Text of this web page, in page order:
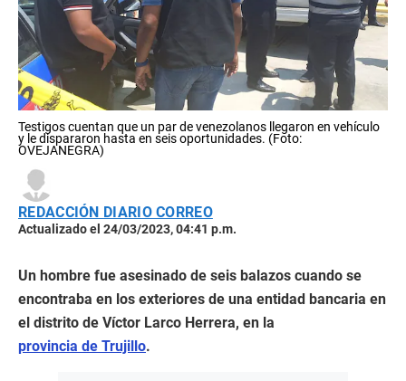
Testigos cuentan que un par de venezolanos llegaron en vehículo
y le dispararon hasta en seis oportunidades. (Foto:
OVEJANEGRA)
REDACCIÓN DIARIO CORREO
Actualizado el 24/03/2023, 04:41 p.m.
Un hombre fue asesinado de seis balazos cuando se
encontraba en los exteriores de una entidad bancaria en
el distrito de Víctor Larco Herrera, en la
provincia de Trujillo.